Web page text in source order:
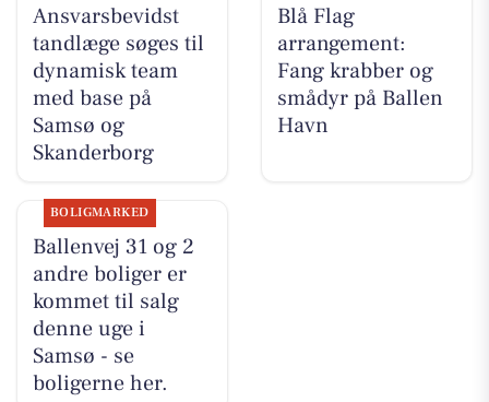
Ansvarsbevidst
tandlæge søges til
dynamisk team
med base på
Samsø og
Skanderborg
Blå Flag
arrangement:
Fang krabber og
smådyr på Ballen
Havn
BOLIGMARKED
Ballenvej 31 og 2
andre boliger er
kommet til salg
denne uge i
Samsø - se
boligerne her.